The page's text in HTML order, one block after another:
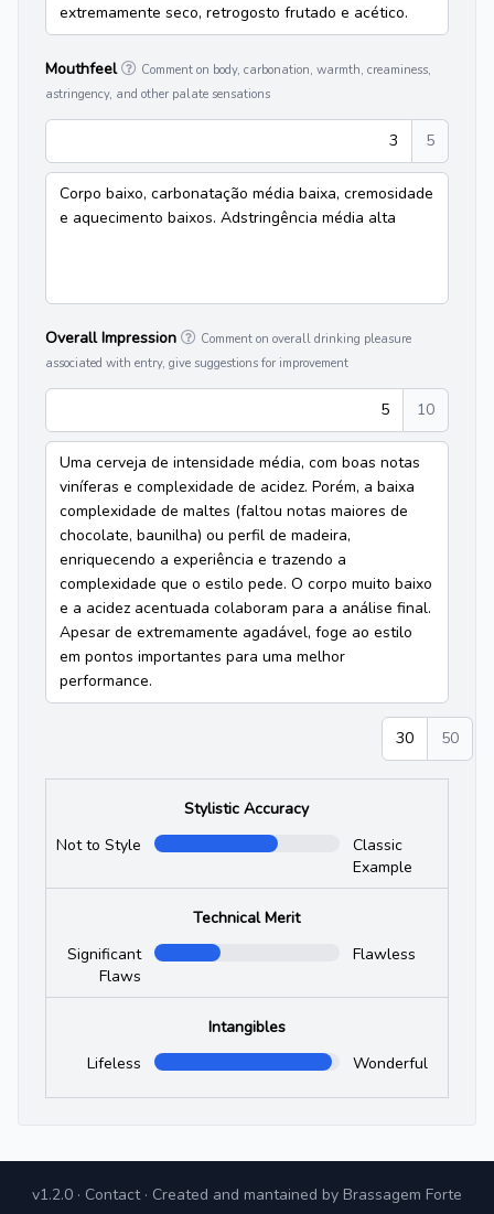
extremamente seco, retrogosto frutado e acético.
Mouthfeel
Comment on body, carbonation, warmth, creaminess,
astringency, and other palate sensations
3 5
Corpo baixo, carbonatação média baixa, cremosidade
e aquecimento baixos. Adstringência média alta
Overall Impression
Comment on overall drinking pleasure
associated with entry, give suggestions for improvement
5 10
Uma cerveja de intensidade média, com boas notas
viníferas e complexidade de acidez. Porém, a baixa
complexidade de maltes (faltou notas maiores de
chocolate, baunilha) ou perfil de madeira,
enriquecendo a experiência e trazendo a
complexidade que o estilo pede. O corpo muito baixo
e a acidez acentuada colaboram para a análise final.
Apesar de extremamente agadável, foge ao estilo
em pontos importantes para uma melhor
performance.
30 50
Stylistic Accuracy
Not to Style
Classic
Example
Technical Merit
Significant
Flaws
Flawless
Intangibles
Lifeless
Wonderful
v1.2.0 · Contact· Created and mantained by Brassagem Forte